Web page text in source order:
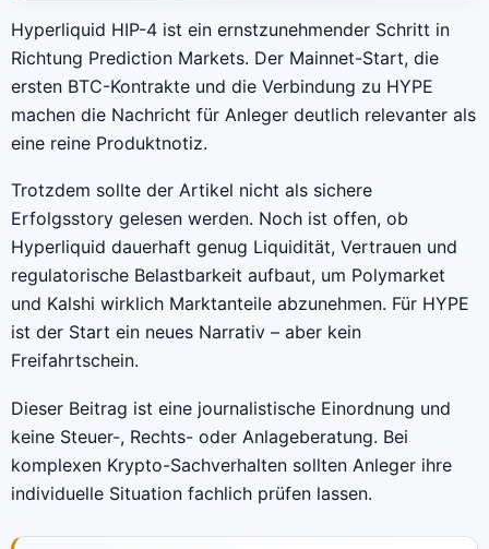
Hyperliquid HIP-4 ist ein ernstzunehmender Schritt in
Richtung Prediction Markets. Der Mainnet-Start, die
ersten BTC-Kontrakte und die Verbindung zu HYPE
machen die Nachricht für Anleger deutlich relevanter als
eine reine Produktnotiz.
Trotzdem sollte der Artikel nicht als sichere
Erfolgsstory gelesen werden. Noch ist offen, ob
Hyperliquid dauerhaft genug Liquidität, Vertrauen und
regulatorische Belastbarkeit aufbaut, um Polymarket
und Kalshi wirklich Marktanteile abzunehmen. Für HYPE
ist der Start ein neues Narrativ – aber kein
Freifahrtschein.
Dieser Beitrag ist eine journalistische Einordnung und
keine Steuer-, Rechts- oder Anlageberatung. Bei
komplexen Krypto-Sachverhalten sollten Anleger ihre
individuelle Situation fachlich prüfen lassen.